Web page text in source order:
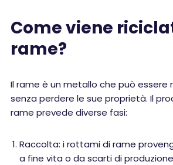
Come viene
rame?
Il rame è un metallo che può essere
senza perdere le sue proprietà. Il
rame prevede diverse fasi:
Raccolta: i rottami di rame
a fine vita o da scarti di